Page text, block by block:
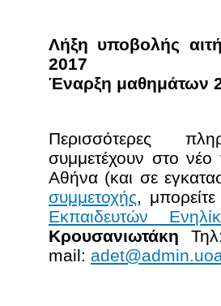
Λήξη υποβολής
2017
Έναρξη μαθημάτων
Περισσότερες
συμμετέχουν στo
Αθήνα (και σε
συμμετοχής,
Εκπαιδευτών
Κρουσανιωτάκη
mail: